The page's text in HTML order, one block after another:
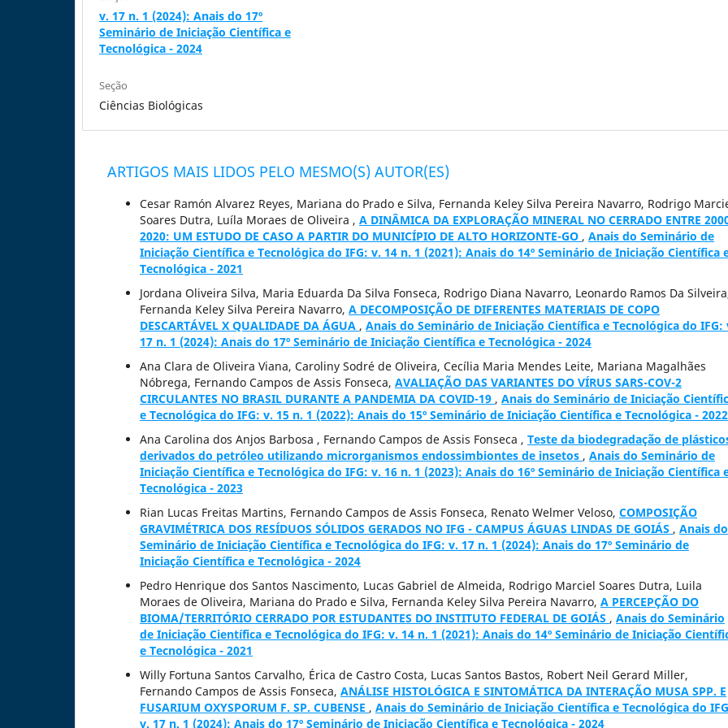
v. 17 n. 1 (2024): Anais do 17º
Seminário de Iniciação Científica e
Tecnológica - 2024
Seção
Ciências Biológicas
ARTIGOS MAIS LIDOS PELO MESMO(S) AUTOR(ES)
Cesar Ramón Alvarez Reyes, Mariana do Prado e Silva, Fernanda Keley Silva Pereira Navarro, Rodrigo
Soares Dutra, Luíla Moraes de Oliveira , A DINÂMICA DA EXPLORAÇÃO MINERAL NO CERRADO ENTRE
2020: UM ESTUDO DE CASO A PARTIR DO MUNICÍPIO DE ALTO HORIZONTE-GO , Anais do Seminário de
Iniciação Científica e Tecnológica do IFG: v. 14 n. 1 (2021): Anais do 14º Seminário de Iniciação Científica
Tecnológica - 2021
Jordana Oliveira Silva, Maria Eduarda Da Silva Fonseca, Rodrigo Diana Navarro, Leonardo Ramos Da
Fernanda Keley Silva Pereira Navarro, A DECOMPOSIÇÃO DE DIFERENTES MATERIAIS DE COPO
DESCARTÁVEL X QUALIDADE DA ÁGUA , Anais do Seminário de Iniciação Científica e Tecnológica do IFG:
17 n. 1 (2024): Anais do 17º Seminário de Iniciação Científica e Tecnológica - 2024
Ana Clara de Oliveira Viana, Caroliny Sodré de Oliveira, Cecília Maria Mendes Leite, Mariana Magalhães
Nóbrega, Fernando Campos de Assis Fonseca, AVALIAÇÃO DAS VARIANTES DO VÍRUS SARS-COV-2
CIRCULANTES NO BRASIL DURANTE A PANDEMIA DA COVID-19 , Anais do Seminário de Iniciação
e Tecnológica do IFG: v. 15 n. 1 (2022): Anais do 15º Seminário de Iniciação Científica e Tecnológica - 2022
Ana Carolina dos Anjos Barbosa , Fernando Campos de Assis Fonseca , Teste da biodegradação de
derivados do petróleo utilizando microrganismos endossimbiontes de insetos , Anais do Seminário de
Iniciação Científica e Tecnológica do IFG: v. 16 n. 1 (2023): Anais do 16º Seminário de Iniciação Científica
Tecnológica - 2023
Rian Lucas Freitas Martins, Fernando Campos de Assis Fonseca, Renato Welmer Veloso, COMPOSIÇÃO
GRAVIMÉTRICA DOS RESÍDUOS SÓLIDOS GERADOS NO IFG - CAMPUS ÁGUAS LINDAS DE GOIÁS , Anais do
Seminário de Iniciação Científica e Tecnológica do IFG: v. 17 n. 1 (2024): Anais do 17º Seminário de
Iniciação Científica e Tecnológica - 2024
Pedro Henrique dos Santos Nascimento, Lucas Gabriel de Almeida, Rodrigo Marciel Soares Dutra, Luila
Moraes de Oliveira, Mariana do Prado e Silva, Fernanda Keley Silva Pereira Navarro, A PERCEPÇÃO DO
BIOMA/TERRITÓRIO CERRADO POR ESTUDANTES DO INSTITUTO FEDERAL DE GOIÁS , Anais do Seminário
de Iniciação Científica e Tecnológica do IFG: v. 14 n. 1 (2021): Anais do 14º Seminário de Iniciação
e Tecnológica - 2021
Willy Fortuna Santos Carvalho, Érica de Castro Costa, Lucas Santos Bastos, Robert Neil Gerard Miller,
Fernando Campos de Assis Fonseca, ANÁLISE HISTOLÓGICA E SINTOMÁTICA DA INTERAÇÃO MUSA SPP. E
FUSARIUM OXYSPORUM F. SP. CUBENSE , Anais do Seminário de Iniciação Científica e Tecnológica do
v. 17 n. 1 (2024): Anais do 17º Seminário de Iniciação Científica e Tecnológica - 2024